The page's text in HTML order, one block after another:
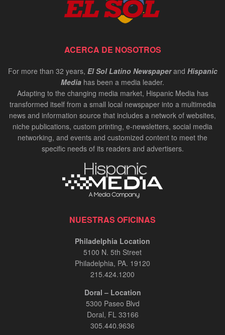
ACERCA DE NOSOTROS
For more than 32 years, El Sol Latino Newspaperand Hispanic
Media has been a media leader.
Adapting to the changing media market, Hispanic Media has
transformed itself from a small local newspaper into a multimedia
news and information source that includes a network of websites,
niche publications, custom printing, e-newsletters, social media
networking, and events and customized content to meet the
specific needs of its readers and advertisers.
NUESTRAS OFICINAS
Philadelphia Location
5100 N. 5th Street
Philadelphia, PA. 19120
215.424.1200
Doral – Location
5300 Paseo Blvd
Doral, FL 33166
305.440.9636